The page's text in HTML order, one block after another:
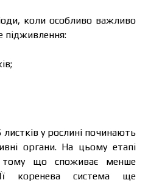
коли особливо важливо
підживлення:
у рослині починають
органи. На цьому етапі
тому що споживає менше
коренева система ще